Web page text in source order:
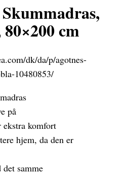
cm
dk/da/p/agotnes-
10480853/
på
komfort
hjem, da den er
samme